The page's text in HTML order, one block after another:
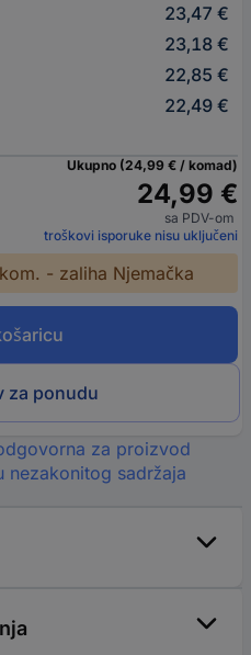
23,47 €
23,18 €
22,85 €
22,49 €
Ukupno (24,99 € / komad)
24,99 €
sa PDV-om
troškovi isporuke nisu uključeni
- zaliha Njemačka
za ponudu
za proizvod
nezakonitog sadržaja